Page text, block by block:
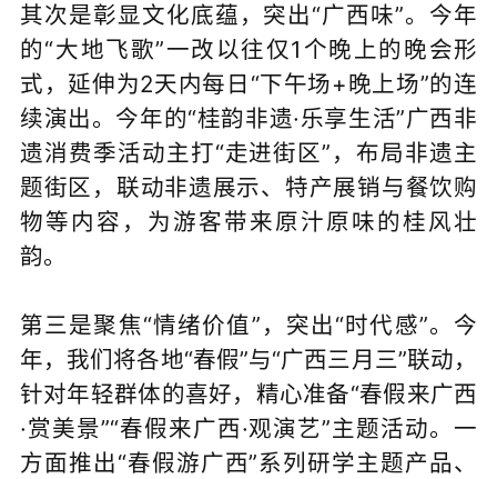
其次是彰显文化底蕴，突出“广西味”。今年
的“大地飞歌”一改以往仅1个晚上的晚会形
式，延伸为2天内每日“下午场+晚上场”的连
续演出。今年的“桂韵非遗·乐享生活”广西非
遗消费季活动主打“走进街区”，布局非遗主
题街区，联动非遗展示、特产展销与餐饮购
物等内容，为游客带来原汁原味的桂风壮
韵。
第三是聚焦“情绪价值”，突出“时代感”。今
年，我们将各地“春假”与“广西三月三”联动，
针对年轻群体的喜好，精心准备“春假来广西
·赏美景”“春假来广西·观演艺”主题活动。一
方面推出“春假游广西”系列研学主题产品、